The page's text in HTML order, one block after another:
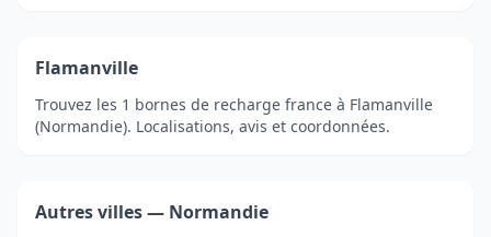
Flamanville
Trouvez les 1 bornes de recharge france à Flamanville
(Normandie). Localisations, avis et coordonnées.
Autres villes — Normandie